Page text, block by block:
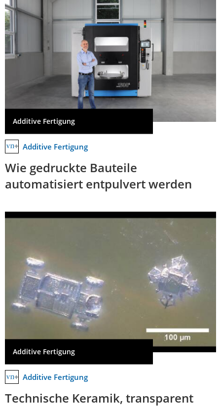
Additive Fertigung
Additive Fertigung
Wie gedruckte Bauteile
automatisiert entpulvert werden
Additive Fertigung
Additive Fertigung
Technische Keramik, transparent